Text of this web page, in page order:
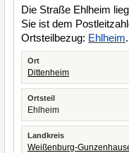
Die Straße Ehlheim
Sie ist dem
Ortsteilbezug: Ehlheim.
Ort
Dittenheim
Ortsteil
Ehlheim
Landkreis
Weißenburg-